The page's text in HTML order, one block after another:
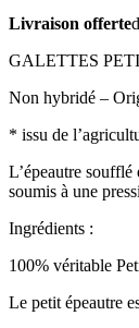
Livraison offerte
GALETTES
Non hybridé –
* issu de
L’épeautre
soumis à une
Ingrédients :
100% véritable
Le petit épeautre